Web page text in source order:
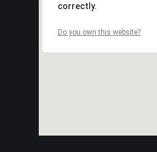
correctly.
Do you own this website?